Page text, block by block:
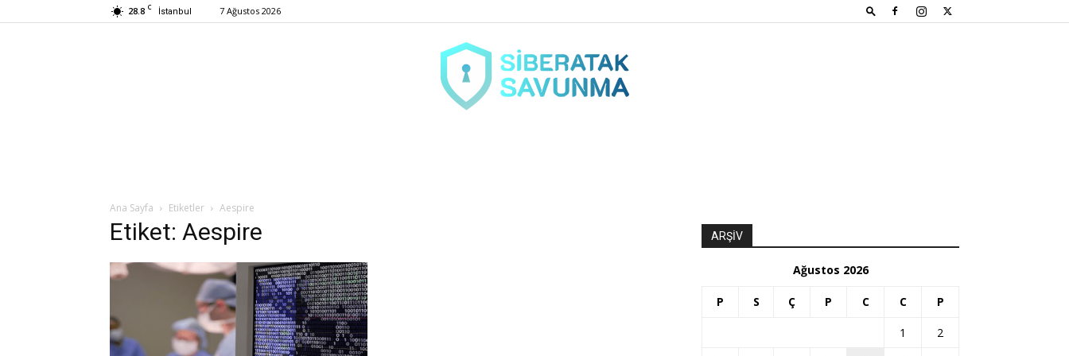
28.8 C İstanbul 7 Ağustos 2026
Ana Sayfa Etiketler Aespire
Etiket: Aespire ARŞİV
Ağustos 2026
P S Ç P C C P
1
2